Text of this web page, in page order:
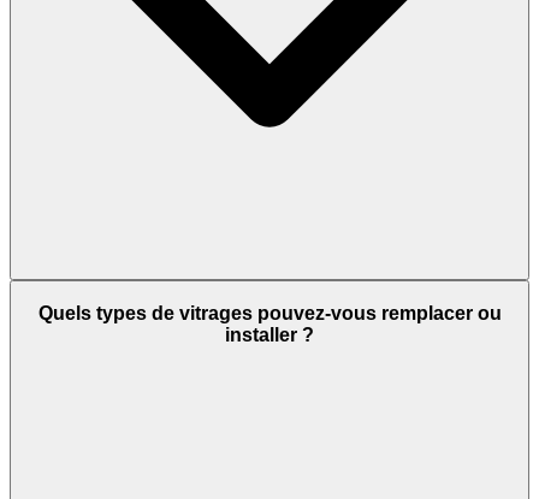
Quels types de vitrages pouvez-vous remplacer ou
installer ?